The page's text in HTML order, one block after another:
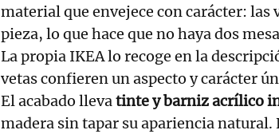
material que envejece con carácter: las
pieza, lo que hace que no haya dos
La propia IKEA lo recoge en la
vetas confieren un aspecto y carácter
El acabado llevatinte y barniz acrílico
madera sin tapar su apariencia